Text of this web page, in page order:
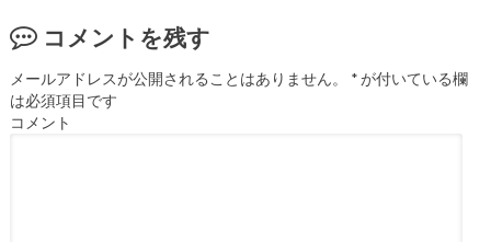
コメントを残す
メールアドレスが公開されることはありません。 *が付いている欄
は必須項目です
コメント